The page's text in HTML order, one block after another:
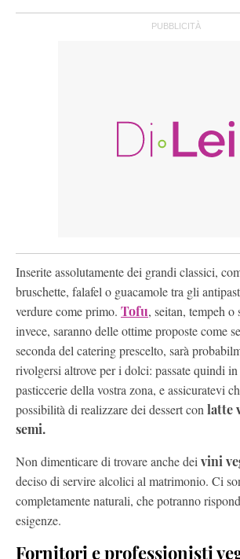
Inserite assolutamente dei grandi classici,
bruschette, falafel o guacamole tra gli
verdure come primo. Tofu, seitan, tempeh o
invece, saranno delle ottime proposte come
seconda del catering prescelto, sarà
rivolgersi altrove per i dolci: passate quindi in
pasticcerie della vostra zona, e assicuratevi
possibilità di realizzare dei dessert conlatte
semi.
Non dimenticare di trovare anche deivini
deciso di servire alcolici al matrimonio. Ci
completamente naturali, che potranno
esigenze.
Fornitori e professionisti